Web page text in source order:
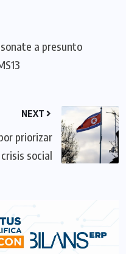
a presunto
NEXT
priorizar
social